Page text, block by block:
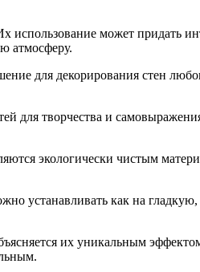
может придать
атмосферу.
для декорирования стен
для творчества и
экологически чистым
устанавливать как на
их уникальным